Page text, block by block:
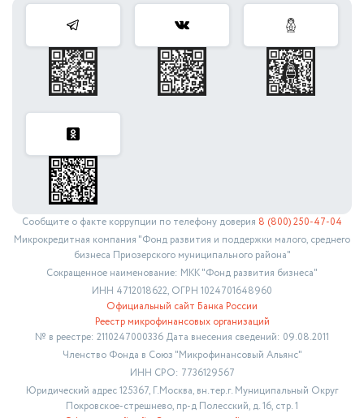
Сообщите о факте коррупции по телефону доверия 8 (800) 250-47-04
Микрокредитная компания "Фонд развития и поддержки малого, среднего
бизнеса Приозерского муниципального района"
Сокращенное наименование: МКК "Фонд развития бизнеса"
ИНН 4712018622, ОГРН 1024701648960
Официальный сайт Банка России
Реестр микрофинансовых организаций
№ в реестре: 2110247000336 Дата внесения сведений: 09.08.2011
Членство Фонда в Союз "Микрофинансовый Альянс"
ИНН СРО: 7736129567
Юридический адрес 125367, Г.Москва, вн.тер.г. Муниципальный Округ
Покровское-стрешнево, пр-д Полесский, д. 16, стр. 1